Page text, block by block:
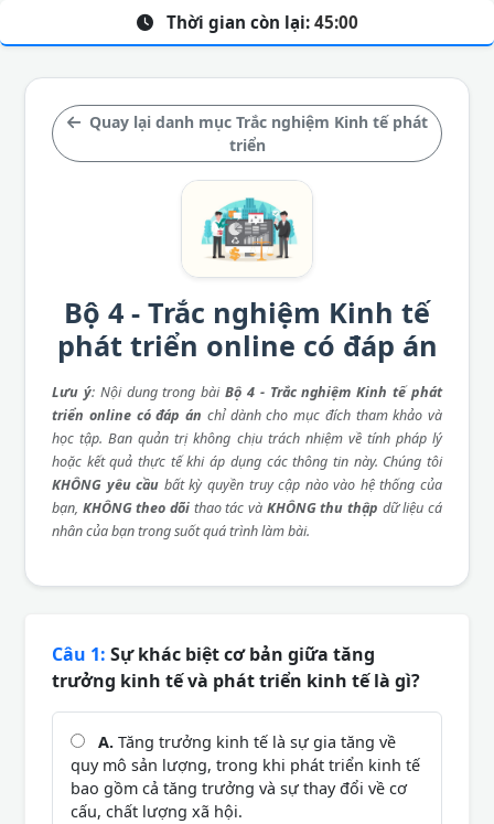
Quay lại danh mục Trắc nghiệm Kinh tế phát
triển
Bộ 4 - Trắc nghiệm Kinh tế
phát triển online có đáp án
Lưu ý: Nội dung trong bàiBộ 4 - Trắc nghiệm Kinh tế phát
triển online có đáp án chỉ dành cho mục đích tham khảo và
học tập. Ban quản trị không chịu trách nhiệm về tính pháp lý
hoặc kết quả thực tế khi áp dụng các thông tin này. Chúng tôi
KHÔNG yêu cầu bất kỳ quyền truy cập nào vào hệ thống của
bạn, KHÔNG theo dõi thao tác và KHÔNG thu thập dữ liệu cá
nhân của bạn trong suốt quá trình làm bài.
Thời gian còn lại: 45:00
Câu 1: Sự khác biệt cơ bản giữa tăng
trưởng kinh tế và phát triển kinh tế là gì?
A. Tăng trưởng kinh tế là sự gia tăng về
quy mô sản lượng, trong khi phát triển kinh tế
bao gồm cả tăng trưởng và sự thay đổi về cơ
cấu, chất lượng xã hội.